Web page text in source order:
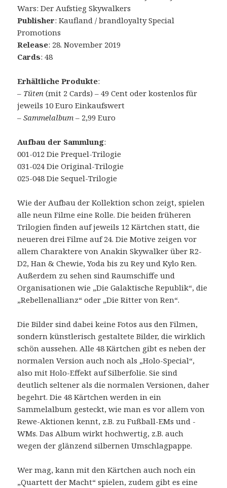
Wars: Der Aufstieg Skywalkers
Publisher: Kaufland / brandloyalty Special
Promotions
Release: 28. November 2019
Cards: 48
Erhältliche Produkte:
– Tüten (mit 2 Cards) – 49 Cent oder kostenlos für
jeweils 10 Euro Einkaufswert
–Sammelalbum – 2,99 Euro
Aufbau der Sammlung:
001-012 Die Prequel-Trilogie
031-024 Die Original-Trilogie
025-048 Die Sequel-Trilogie
Wie der Aufbau der Kollektion schon zeigt, spielen
alle neun Filme eine Rolle. Die beiden früheren
Trilogien finden auf jeweils 12 Kärtchen statt, die
neueren drei Filme auf 24. Die Motive zeigen vor
allem Charaktere von Anakin Skywalker über R2-
D2, Han & Chewie, Yoda bis zu Rey und Kylo Ren.
Außerdem zu sehen sind Raumschiffe und
Organisationen wie „Die Galaktische Republik“, die
„Rebellenallianz“ oder „Die Ritter von Ren“.
Die Bilder sind dabei keine Fotos aus den Filmen,
sondern künstlerisch gestaltete Bilder, die wirklich
schön aussehen. Alle 48 Kärtchen gibt es neben der
normalen Version auch noch als „Holo-Special“,
also mit Holo-Effekt auf Silberfolie. Sie sind
deutlich seltener als die normalen Versionen, daher
begehrt. Die 48 Kärtchen werden in ein
Sammelalbum gesteckt, wie man es vor allem von
Rewe-Aktionen kennt, z.B. zu Fußball-EMs und -
WMs. Das Album wirkt hochwertig, z.B. auch
wegen der glänzend silbernen Umschlagpappe.
Wer mag, kann mit den Kärtchen auch noch ein
„Quartett der Macht“ spielen, zudem gibt es eine